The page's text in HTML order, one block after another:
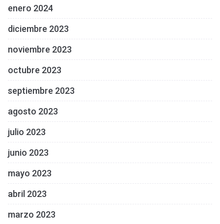
enero 2024
diciembre 2023
noviembre 2023
octubre 2023
septiembre 2023
agosto 2023
julio 2023
junio 2023
mayo 2023
abril 2023
marzo 2023